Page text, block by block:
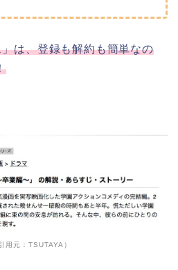
は、登録も解約も簡単なの
用元：TSUTAYA）